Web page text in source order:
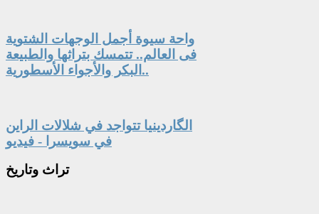
واحة سيوة أجمل الوجهات الشتوية
فى العالم.. تتمسك بتراثها والطبيعة
البكر والأجواء الأسطورية..
الگاردينيا تتواجد في شلالات الراين
في سويسرا - فيديو
تراث وتاريخ